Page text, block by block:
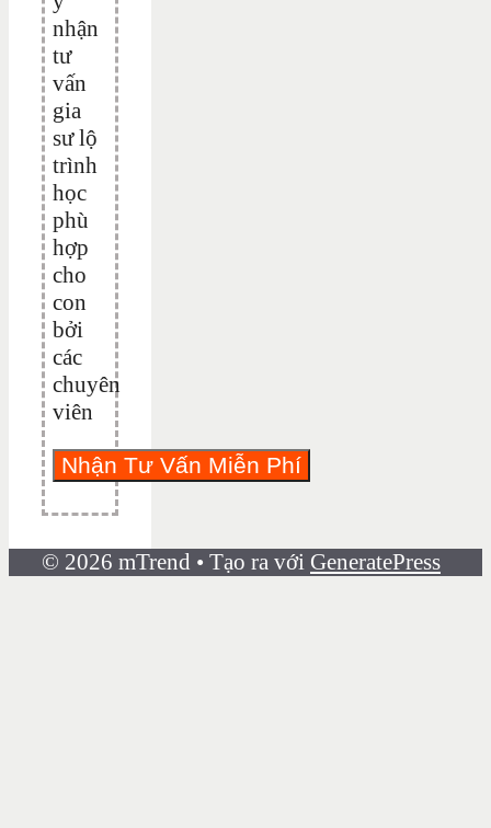
nhận
tư
vấn
gia
sư lộ
trình
học
phù
hợp
cho
con
bởi
các
chuyên
viên
© 2026 mTrend • Tạo ra với GeneratePress